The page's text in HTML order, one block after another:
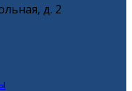
д. 2